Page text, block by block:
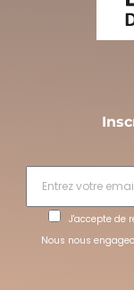
J'accepte de
Nous nous